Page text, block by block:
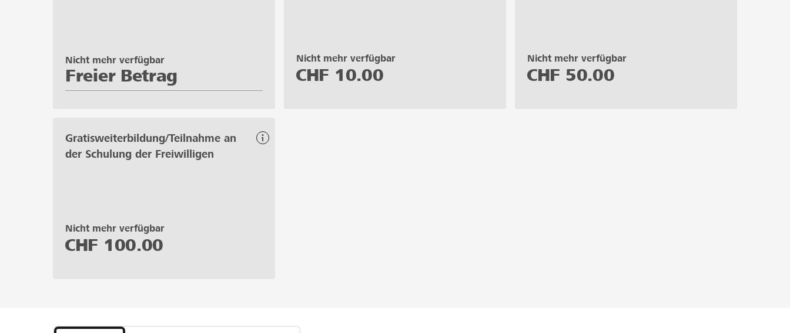
Freier Betrag
Nicht mehr verfügbar Nicht mehr verfügbar
CHF 10.00
Nicht mehr verfügbar
CHF 50.00
Gratisweiterbildung/Teilnahme an
der Schulung der Freiwilligen
Nicht mehr verfügbar
CHF 100.00